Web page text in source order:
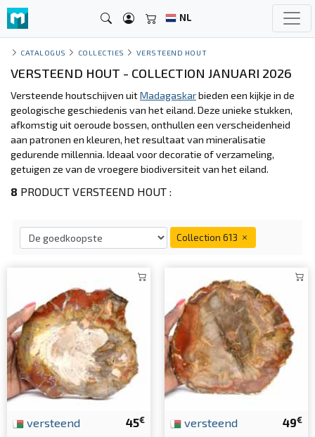
NL
CATALOGUS COLLECTIES VERSTEEND HOUT
VERSTEEND HOUT - COLLECTION JANUARI 2026
Versteende houtschijven uitMadagaskarbieden een kijkje in de
geologische geschiedenis van het eiland. Deze unieke stukken,
afkomstig uit oeroude bossen, onthullen een verscheidenheid
aan patronen en kleuren, het resultaat van mineralisatie
gedurende millennia. Ideaal voor decoratie of verzameling,
getuigen ze van de vroegere biodiversiteit van het eiland.
8 PRODUCT VERSTEEND HOUT :
Collection 613
45€
versteend 49€
versteend